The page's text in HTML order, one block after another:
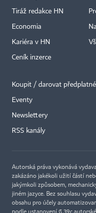
Tiráž redakce HN
Economia
Kariéra v HN
Ceník inzerce
Koupit / darovat předplatné
Eventy
Newslettery
RSS kanály
Autorská práva vykonává
zakázáno jakékoli užití částí
jakýmkoli způsobem,
jiném jazyce. Bez souhlasu
obsahu pro účely